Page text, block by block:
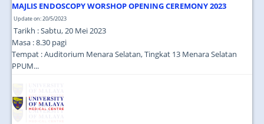
MAJLIS ENDOSCOPY WORSHOP OPENING CEREMONY 2023
Update on: 20/5/2023
Tarikh : Sabtu, 20 Mei 2023
Masa : 8.30 pagi
Tempat : Auditorium Menara Selatan, Tingkat 13 Menara Selatan
PPUM...